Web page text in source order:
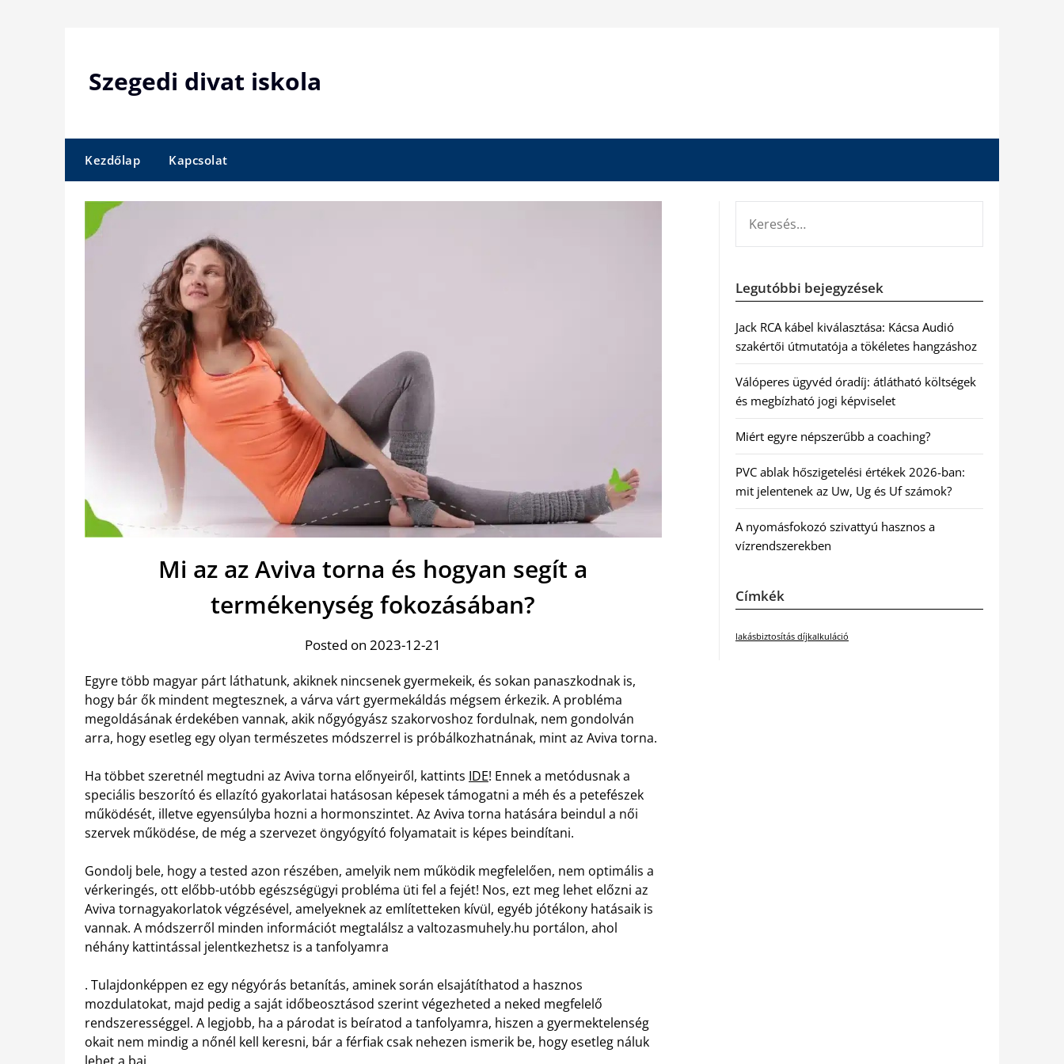
Szegedi divat iskola
Kezdőlap Kapcsolat
Mi az az Aviva torna és hogyan segít a
termékenység fokozásában?
Posted on 2023-12-21
Egyre több magyar párt láthatunk, akiknek nincsenek gyermekeik, és sokan panaszkodnak is,
hogy bár ők mindent megtesznek, a várva várt gyermekáldás mégsem érkezik. A probléma
megoldásának érdekében vannak, akik nőgyógyász szakorvoshoz fordulnak, nem gondolván
arra, hogy esetleg egy olyan természetes módszerrel is próbálkozhatnának, mint az Aviva torna.
Ha többet szeretnél megtudni az Aviva torna előnyeiről, kattints IDE! Ennek a metódusnak a
speciális beszorító és ellazító gyakorlatai hatásosan képesek támogatni a méh és a petefészek
működését, illetve egyensúlyba hozni a hormonszintet. Az Aviva torna hatására beindul a női
szervek működése, de még a szervezet öngyógyító folyamatait is képes beindítani.
Gondolj bele, hogy a tested azon részében, amelyik nem működik megfelelően, nem optimális a
vérkeringés, ott előbb-utóbb egészségügyi probléma üti fel a fejét! Nos, ezt meg lehet előzni az
Aviva tornagyakorlatok végzésével, amelyeknek az említetteken kívül, egyéb jótékony hatásaik is
vannak. A módszerről minden információt megtalálsz a valtozasmuhely.hu portálon, ahol
néhány kattintással jelentkezhetsz is a tanfolyamra
. Tulajdonképpen ez egy négyórás betanítás, aminek során elsajátíthatod a hasznos
mozdulatokat, majd pedig a saját időbeosztásod szerint végezheted a neked megfelelő
rendszerességgel. A legjobb, ha a párodat is beíratod a tanfolyamra, hiszen a gyermektelenség
okait nem mindig a nőnél kell keresni, bár a férfiak csak nehezen ismerik be, hogy esetleg náluk
Legutóbbi bejegyzések
Jack RCA kábel kiválasztása: Kácsa Audió
szakértői útmutatója a tökéletes hangzáshoz
Válóperes ügyvéd óradíj: átlátható költségek
és megbízható jogi képviselet
Miért egyre népszerűbb a coaching?
PVC ablak hőszigetelési értékek 2026-ban:
mit jelentenek az Uw, Ug és Uf számok?
A nyomásfokozó szivattyú hasznos a
vízrendszerekben
Címkék
lakásbiztosítás díjkalkuláció